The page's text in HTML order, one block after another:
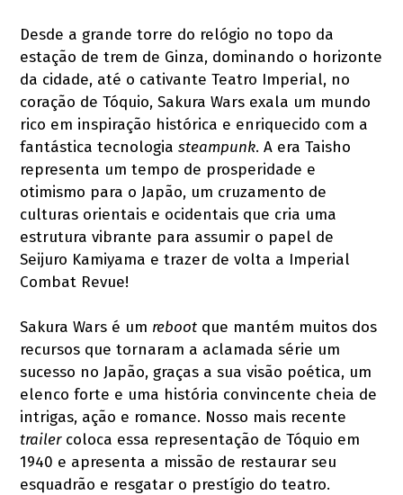
Desde a grande torre do relógio no topo da
estação de trem de Ginza, dominando o horizonte
da cidade, até o cativante Teatro Imperial, no
coração de Tóquio, Sakura Wars exala um mundo
rico em inspiração histórica e enriquecido com a
fantástica tecnologiasteampunk. A era Taisho
representa um tempo de prosperidade e
otimismo para o Japão, um cruzamento de
culturas orientais e ocidentais que cria uma
estrutura vibrante para assumir o papel de
Seijuro Kamiyama e trazer de volta a Imperial
Combat Revue!
Sakura Wars é um reboot que mantém muitos dos
recursos que tornaram a aclamada série um
sucesso no Japão, graças a sua visão poética, um
elenco forte e uma história convincente cheia de
intrigas, ação e romance. Nosso mais recente
trailercoloca essa representação de Tóquio em
1940 e apresenta a missão de restaurar seu
esquadrão e resgatar o prestígio do teatro.